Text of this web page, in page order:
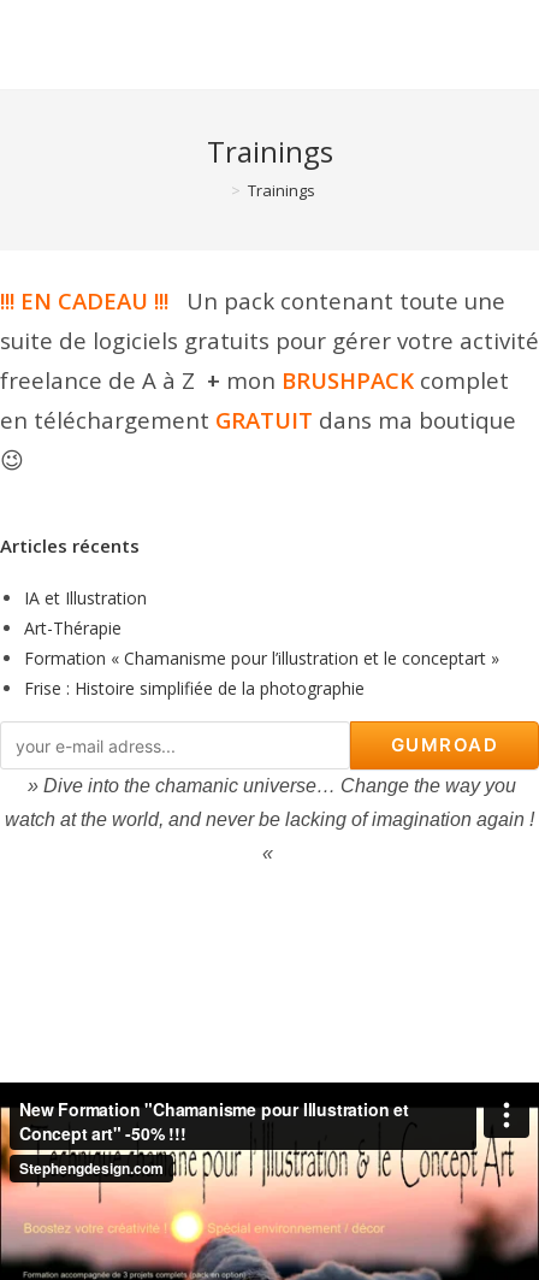
Trainings
> Trainings
!!! EN CADEAU !!! Un pack contenant toute une
suite de logiciels gratuits pour gérer votre activité
freelance de A à Z + mon BRUSHPACK complet
en téléchargement GRATUIT dans ma boutique
😉
Articles récents
IA et Illustration
Art-Thérapie
Formation « Chamanisme pour l’illustration et le conceptart »
Frise : Histoire simplifiée de la photographie
GUMROAD
» Dive into the chamanic universe… Change the way you
watch at the world, and never be lacking of imagination again !
«